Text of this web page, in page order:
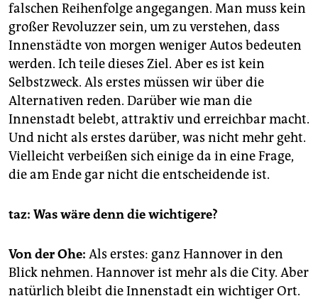
falschen Reihenfolge angegangen. Man muss kein
großer Revoluzzer sein, um zu verstehen, dass
Innenstädte von morgen weniger Autos bedeuten
werden. Ich teile dieses Ziel. Aber es ist kein
Selbstzweck. Als erstes müssen wir über die
Alternativen reden. Darüber wie man die
Innenstadt belebt, attraktiv und erreichbar macht.
Und nicht als erstes darüber, was nicht mehr geht.
Vielleicht verbeißen sich einige da in eine Frage,
die am Ende gar nicht die entscheidende ist.
taz: Was wäre denn die wichtigere?
Von der Ohe: Als erstes: ganz Hannover in den
Blick nehmen. Hannover ist mehr als die City. Aber
natürlich bleibt die Innenstadt ein wichtiger Ort.